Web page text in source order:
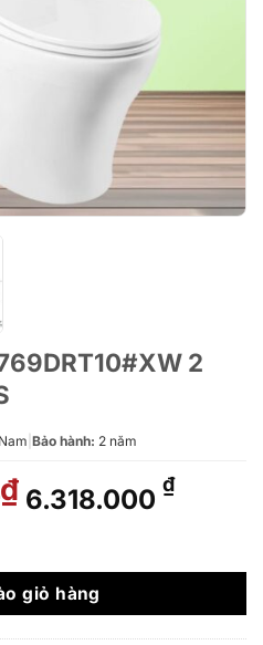
2
Bảo hành: 2 năm
₫ Giá
gốc
8.424.000 ₫.
6.318.000 ₫Giá
là:
2 khối nắp TC395VS số
giỏ hàng